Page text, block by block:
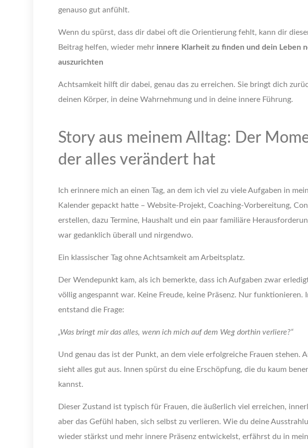
genauso gut anfühlt.
Wenn du spürst, dass dir dabei oft die Orientierung fehlt, kann dir
Beitrag helfen, wieder mehr innere Klarheit zu finden und dein Leben
auszurichten
Achtsamkeit hilft dir dabei, genau das zu erreichen. Sie bringt dich
deinen Körper, in deine Wahrnehmung und in deine innere Führung.
Story aus meinem Alltag: Der
der alles verändert hat
Ich erinnere mich an einen Tag, an dem ich viel zu viele Aufgaben in
Kalender gepackt hatte – Website-Projekt, Coaching-Vorbereitung,
erstellen, dazu Termine, Haushalt und ein paar familiäre
war gedanklich überall und nirgendwo.
Ein klassischer Tag ohne Achtsamkeit am Arbeitsplatz.
Der Wendepunkt kam, als ich bemerkte, dass ich Aufgaben zwar
völlig angespannt war. Keine Freude, keine Präsenz. Nur funktionieren.
entstand die Frage:
„Was bringt mir das alles, wenn ich mich auf dem Weg dorthin verliere?“
Und genau das ist der Punkt, an dem viele erfolgreiche Frauen stehen.
sieht alles gut aus. Innen spürst du eine Erschöpfung, die du kaum
kannst.
Dieser Zustand ist typisch für Frauen, die äußerlich viel erreichen,
aber das Gefühl haben, sich selbst zu verlieren. Wie du deine
wieder stärkst und mehr innere Präsenz entwickelst, erfährst du in